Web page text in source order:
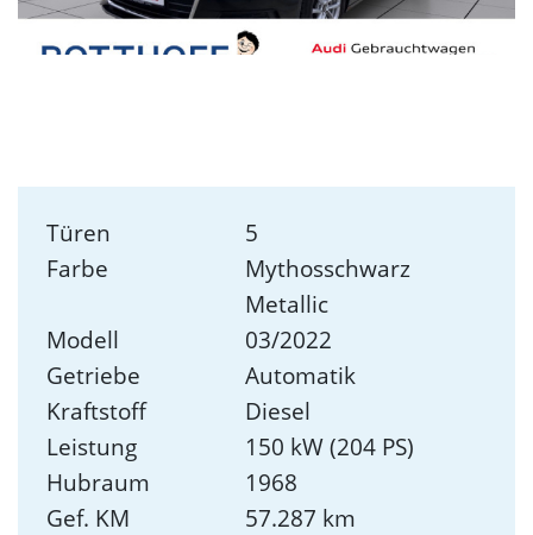
Türen
5
Farbe
Mythosschwarz
Metallic
Modell
03/2022
Getriebe
Automatik
Kraftstoff
Diesel
Leistung
150 kW (204 PS)
Hubraum
1968
Gef. KM
57.287 km